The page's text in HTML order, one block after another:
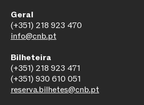
Geral
(+351) 218 923 470
info@cnb.pt
Bilheteira
(+351) 218 923 471
(+351) 930 610 051
reserva.bilhetes@cnb.pt